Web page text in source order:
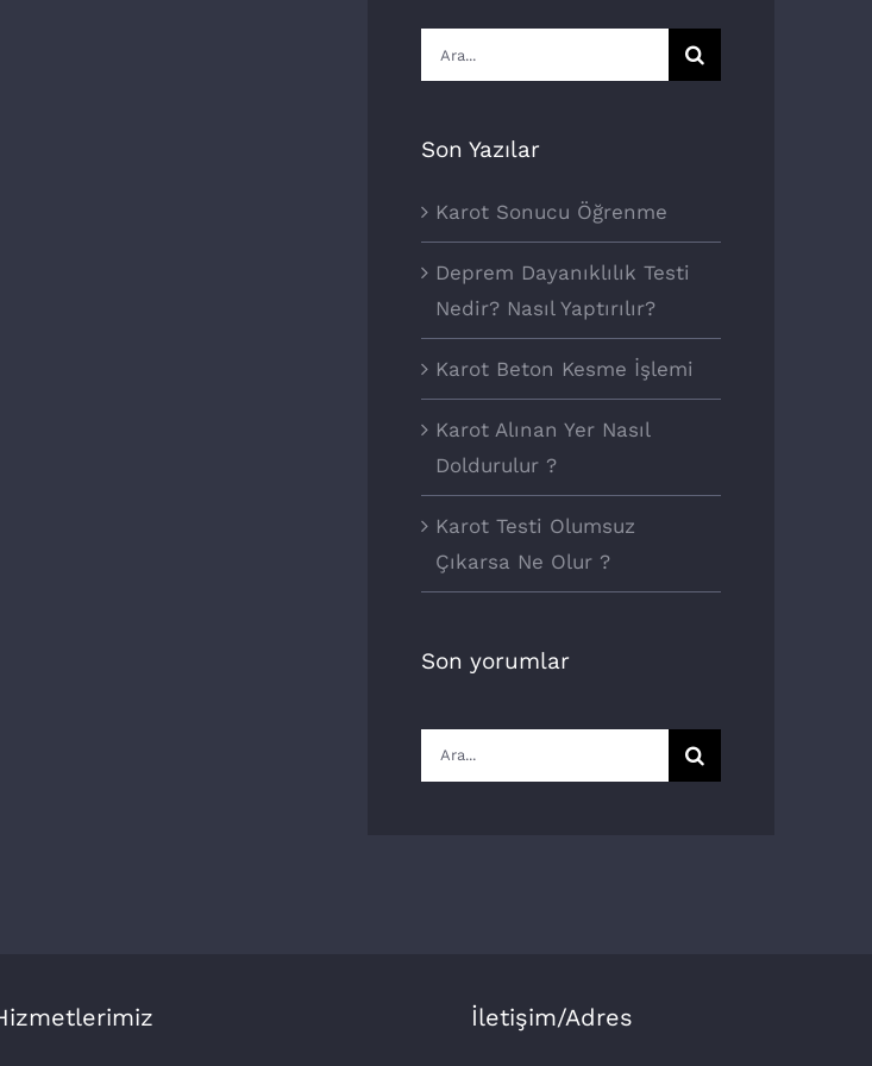
Ara:
Son Yazılar
Karot Sonucu Öğrenme
Deprem Dayanıklılık Testi
Nedir? Nasıl Yaptırılır?
Karot Beton Kesme İşlemi
Karot Alınan Yer Nasıl
Doldurulur ?
Karot Testi Olumsuz
Çıkarsa Ne Olur ?
Son yorumlar
Ara:
İletişim/Adres